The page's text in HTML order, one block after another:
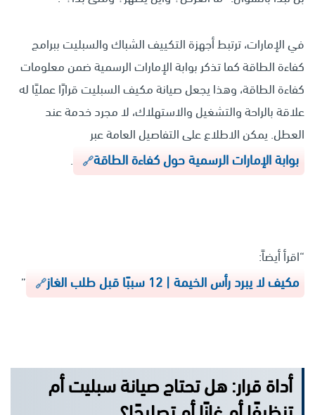
في الإمارات، ترتبط أجهزة التكييف الشباك والسبليت ببرامج
كفاءة الطاقة كما تذكر بوابة الإمارات الرسمية ضمن معلومات
كفاءة الطاقة، وهذا يجعل صيانة مكيف السبليت قرارًا عمليًا له
علاقة بالراحة والتشغيل والاستهلاك، لا مجرد خدمة عند
العطل. يمكن الاطلاع على التفاصيل العامة عبر
بوابة الإمارات الرسمية حول كفاءة الطاقة .
“اقرأ أيضاً:
مكيف لا يبرد رأس الخيمة | 12 سببًا قبل طلب الغاز ”
أداة قرار: هل تحتاج صيانة سبليت أم